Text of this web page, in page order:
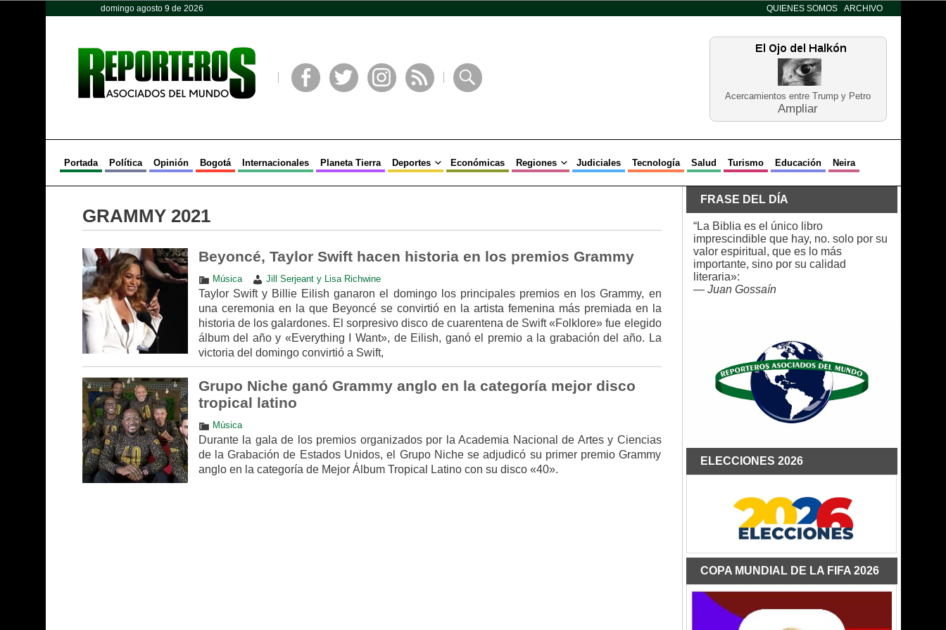
domingo agosto 9 de 2026 QUIENES SOMOS ARCHIVO
Acercamientos entre Trump y Petro
Ampliar
Portada Política Opinión Bogotá Internacionales Planeta Tierra Deportes Económicas Regiones Judiciales Tecnología Salud Turismo Educación Neira
GRAMMY 2021
Beyoncé, Taylor Swift hacen historia en los premios Grammy
Música Jill Serjeant y Lisa Richwine
Taylor Swift y Billie Eilish ganaron el domingo los principales premios en los Grammy, en
una ceremonia en la que Beyoncé se convirtió en la artista femenina más premiada en la
historia de los galardones. El sorpresivo disco de cuarentena de Swift «Folklore» fue elegido
álbum del año y «Everything I Want», de Eilish, ganó el premio a la grabación del año. La
victoria del domingo convirtió a Swift,
Grupo Niche ganó Grammy anglo en la categoría mejor disco
tropical latino
Música
Durante la gala de los premios organizados por la Academia Nacional de Artes y Ciencias
de la Grabación de Estados Unidos, el Grupo Niche se adjudicó su primer premio Grammy
anglo en la categoría de Mejor Álbum Tropical Latino con su disco «40».
FRASE DEL DÍA
“La Biblia es el único libro
imprescindible que hay, no. solo por su
valor espiritual, que es lo más
importante, sino por su calidad
literaria»:
— Juan Gossaín
ELECCIONES 2026
COPA MUNDIAL DE LA FIFA 2026
Opinión Política